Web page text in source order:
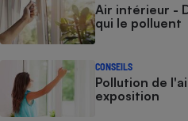
Air intérieur -
qui le polluent
CONSEILS
Pollution de
exposition